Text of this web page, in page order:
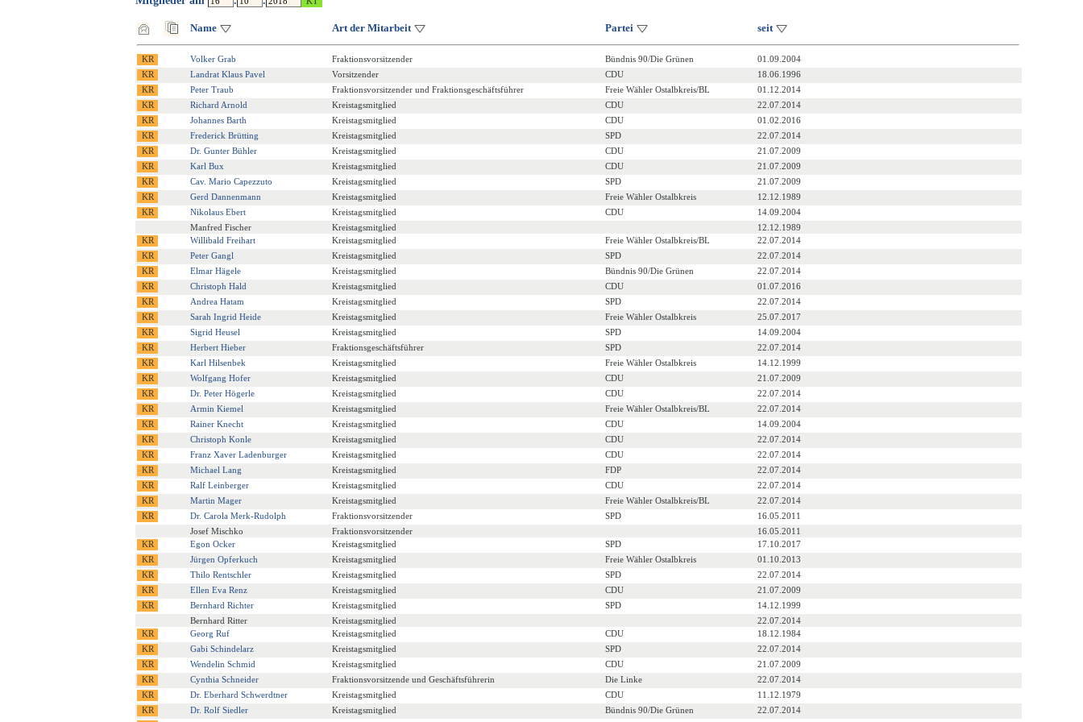
Name Art der Mitarbeit Partei seit
Volker Grab Fraktionsvorsitzender Bündnis 90/Die Grünen
01.09.2004
Landrat Klaus Pavel
Vorsitzender CDU
18.06.1996
Peter Traub
Fraktionsvorsitzender und Fraktionsgeschäftsführer Freie Wähler Ostalbkreis/BL
01.12.2014
Richard Arnold
Kreistagsmitglied CDU
22.07.2014
Johannes Barth
Kreistagsmitglied CDU
01.02.2016
Frederick Brütting
Kreistagsmitglied SPD
22.07.2014
Dr. Gunter Bühler
Kreistagsmitglied CDU
21.07.2009
Karl Bux
Kreistagsmitglied CDU
21.07.2009
Cav. Mario Capezzuto
Kreistagsmitglied SPD
21.07.2009
Gerd Dannenmann
Kreistagsmitglied Freie Wähler Ostalbkreis
12.12.1989
Nikolaus Ebert
Kreistagsmitglied CDU
14.09.2004
Manfred Fischer
Kreistagsmitglied
12.12.1989
Willibald Freihart
Kreistagsmitglied Freie Wähler Ostalbkreis/BL
22.07.2014
Peter Gangl
Kreistagsmitglied SPD
22.07.2014
Elmar Hägele
Kreistagsmitglied Bündnis 90/Die Grünen
22.07.2014
Christoph Hald
Kreistagsmitglied CDU
01.07.2016
Andrea Hatam
Kreistagsmitglied SPD
22.07.2014
Sarah Ingrid Heide
Kreistagsmitglied Freie Wähler Ostalbkreis
25.07.2017
Sigrid Heusel
Kreistagsmitglied SPD
14.09.2004
Herbert Hieber
Fraktionsgeschäftsführer SPD
22.07.2014
Karl Hilsenbek
Kreistagsmitglied Freie Wähler Ostalbkreis
14.12.1999
Wolfgang Hofer
Kreistagsmitglied CDU
21.07.2009
Dr. Peter Högerle
Kreistagsmitglied CDU
22.07.2014
Armin Kiemel
Kreistagsmitglied Freie Wähler Ostalbkreis/BL
22.07.2014
Rainer Knecht
Kreistagsmitglied CDU
14.09.2004
Christoph Konle
Kreistagsmitglied CDU
22.07.2014
Franz Xaver Ladenburger
Kreistagsmitglied CDU
22.07.2014
Michael Lang
Kreistagsmitglied FDP
22.07.2014
Ralf Leinberger
Kreistagsmitglied CDU
22.07.2014
Martin Mager
Kreistagsmitglied Freie Wähler Ostalbkreis/BL
22.07.2014
Dr. Carola Merk-Rudolph
Fraktionsvorsitzender SPD
16.05.2011
Josef Mischko
Fraktionsvorsitzender
16.05.2011
Egon Ocker
Kreistagsmitglied SPD
17.10.2017
Jürgen Opferkuch
Kreistagsmitglied Freie Wähler Ostalbkreis
01.10.2013
Thilo Rentschler
Kreistagsmitglied SPD
22.07.2014
Ellen Eva Renz
Kreistagsmitglied CDU
21.07.2009
Bernhard Richter
Kreistagsmitglied SPD
14.12.1999
Bernhard Ritter
Kreistagsmitglied
22.07.2014
Georg Ruf
Kreistagsmitglied CDU
18.12.1984
Gabi Schindelarz
Kreistagsmitglied SPD
22.07.2014
Wendelin Schmid
Kreistagsmitglied CDU
21.07.2009
Cynthia Schneider
Fraktionsvorsitzende und Geschäftsführerin Die Linke
22.07.2014
Dr. Eberhard Schwerdtner
Kreistagsmitglied CDU
11.12.1979
Dr. Rolf Siedler
Kreistagsmitglied Bündnis 90/Die Grünen
22.07.2014